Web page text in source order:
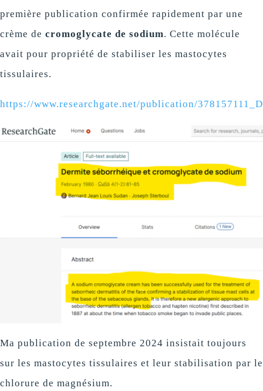
première publication confirmée rapidement par une
crème de cromoglycate de sodium. Cette molécule
avait pour propriété de stabiliser les mastocytes
tissulaires.
https://www.researchgate.net/publication/
Ma publication de septembre 2024 insistait toujours
sur les mastocytes tissulaires et leur stabilisation par le
chlorure de magnésium.